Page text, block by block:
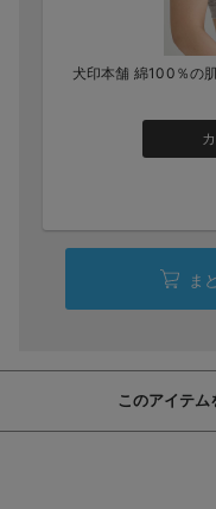
犬印本舗 綿100％の
ま
このアイテム